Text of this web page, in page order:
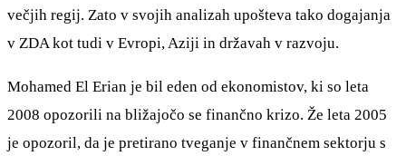
večjih regij. Zato v svojih analizah upošteva tako dogajanja
v ZDA kot tudi v Evropi, Aziji in državah v razvoju.
Mohamed El Erian je bil eden od ekonomistov, ki so leta
2008 opozorili na bližajočo se finančno krizo. Že leta 2005
je opozoril, da je pretirano tveganje v finančnem sektorju s